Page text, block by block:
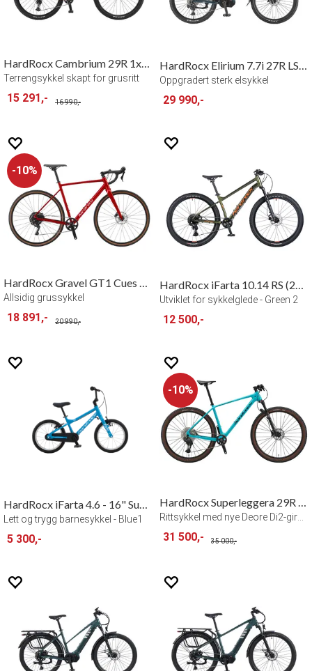
HardRocx Cambrium 29R 1x12 Deore
Terrengsykkel skapt for grusritt
15 291,- 16 990,-
HardRocx Elirium 7.7i 27R LS Special
Oppgradert sterk elsykkel
29 990,-
10%
HardRocx Gravel GT1 Cues 1x10
Allsidig grussykkel
18 891,- 20 990,-
HardRocx iFarta 10.14 RS (26") Air Fork
Utviklet for sykkelglede - Green 2
12 500,-
HardRocx iFarta 4.6 - 16" Superlight
Lett og trygg barnesykkel - Blue1
5 300,-
10%
HardRocx Superleggera 29R 1x12 L/19"
31 500,- 35 000,-